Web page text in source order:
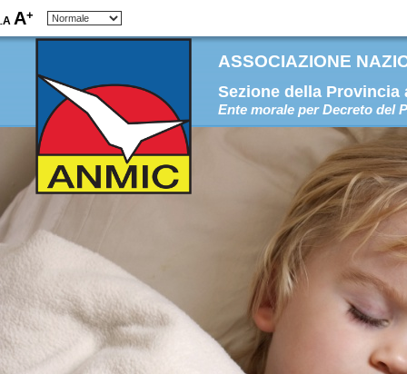
-A A+
ASSOCIAZIONE
Sezione della Provincia
Ente morale per Decreto del